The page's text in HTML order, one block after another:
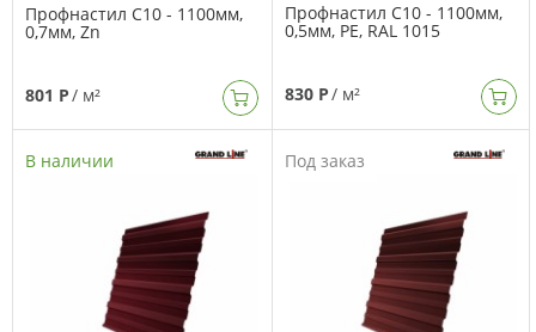
Профнастил C10 - 1100мм,
0,7мм, Zn
801 Р/ м²
Профнастил C10 - 1100мм,
0,5мм, PE, RAL 1015
830 Р/ м²
В наличии Под заказ